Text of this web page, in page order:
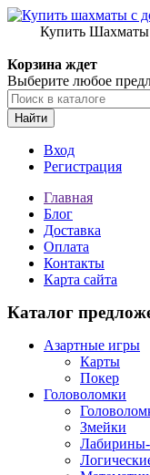
Купить Шахматы
Корзина ждет
Выберите любое
Найти
Вход
Регистрация
Главная
Блог
Доставка
Оплата
Контакты
Карта сайта
Каталог
Азартные игры
Карты
Покер
Головоломки
Змейки